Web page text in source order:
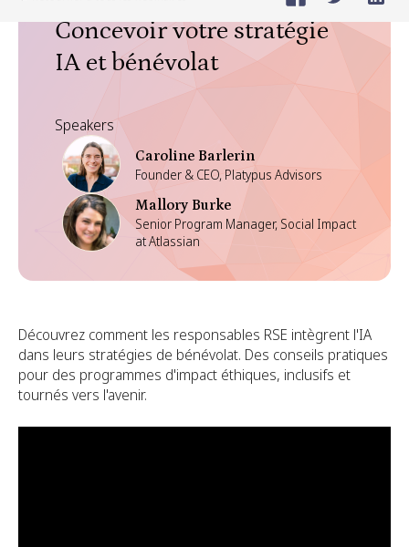
Concevoir votre stratégie
IA et bénévolat
Speakers
Caroline Barlerin
Founder & CEO, Platypus Advisors
Mallory Burke
Senior Program Manager, Social Impact
at Atlassian
Découvrez comment les responsables RSE intègrent l'IA
dans leurs stratégies de bénévolat. Des conseils pratiques
pour des programmes d'impact éthiques, inclusifs et
tournés vers l'avenir.